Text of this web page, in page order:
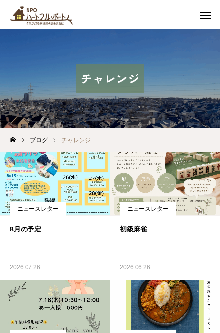
チャレンジ
ブログ チャレンジ
ニュースレター
8月の予定
2026.07.26
ニュースレター
初級麻雀
2026.06.26
私たちについて
カフェ
イベント
soil 子どもの居場所
つながるまちづくり
最新情報